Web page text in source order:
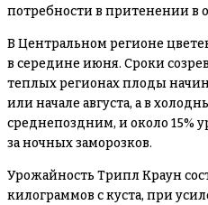
потребности в притенении в
В Центральном регионе
в середине июня. Сроки
теплых регионах плоды
или начале августа, а в
среднепоздним, и около 15%
за ночных заморозков.
Урожайность Трипл Краун
килограммов с куста, при